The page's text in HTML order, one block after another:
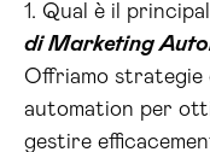
1. Qual è il
di Marketing
Offriamo strategie
automation per
gestire